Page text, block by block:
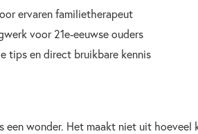
ervaren familietherapeut
voor 21e-eeuwse ouders
tips en direct bruikbare kennis
een wonder. Het maakt niet uit hoeveel